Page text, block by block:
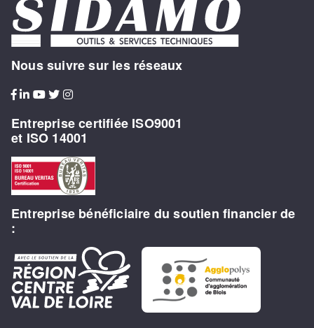
Nous suivre sur les réseaux
Entreprise certifiée ISO9001
et ISO 14001
Entreprise bénéficiaire du soutien financier de
: